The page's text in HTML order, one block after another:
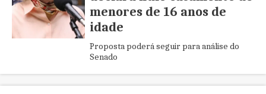
menores de 16 anos de
idade
Proposta poderá seguir para análise do
Senado